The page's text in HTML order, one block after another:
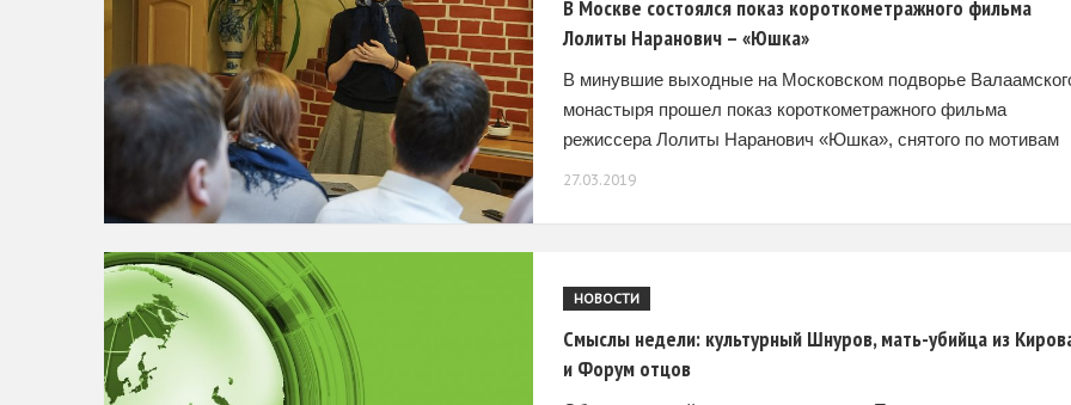
В Москве состоялся показ короткометражного фильма
Лолиты Наранович – «Юшка»
В минувшие выходные на Московском подворье
монастыря прошел показ короткометражного фильма
режиссера Лолиты Наранович «Юшка», снятого по мотивам
27.03.2019
НОВОСТИ
Смыслы недели: культурный Шнуров, мать-убийца из
и Форум отцов